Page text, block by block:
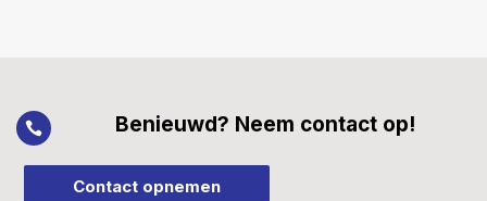
 Benieuwd? Neem contact op!
Contact opnemen